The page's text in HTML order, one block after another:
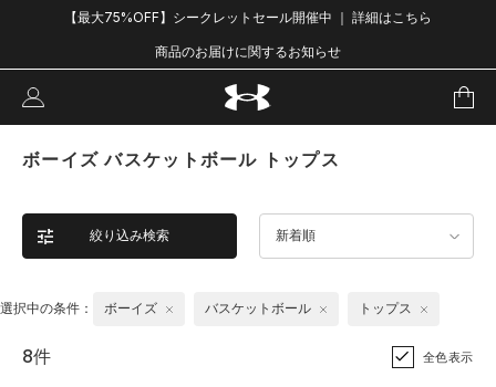
【最大75%OFF】シークレットセール開催中 ｜ 詳細はこちら
商品のお届けに関するお知らせ
ボーイズ バスケットボール トップス
絞り込み検索 新着順
選択中の条件： ボーイズ バスケットボール トップス
8件 全色表示